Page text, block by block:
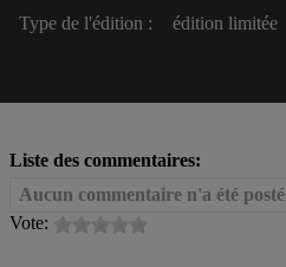
Type de l'édition : édition limitée
Liste des commentaires:
Aucun commentaire n'a été posté
Vote: